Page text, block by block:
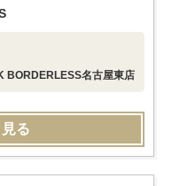
BORDERLESS名古屋東店
る